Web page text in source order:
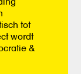
tot
wordt
&